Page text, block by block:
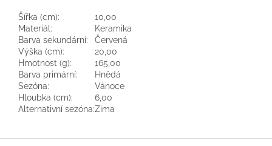
Šířka (cm):
10,00
Materiál:
Keramika
Barva sekundární:
Červená
Výška (cm):
20,00
Hmotnost (g):
165,00
Barva primární:
Hnědá
Sezóna:
Vánoce
Hloubka (cm):
6,00
Alternativní sezóna:Zima